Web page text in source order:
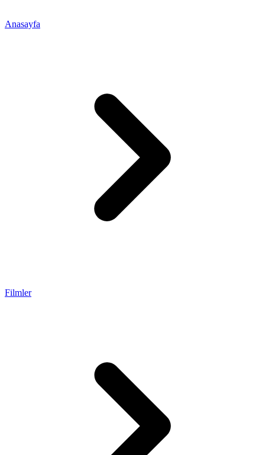
Anasayfa
Filmler